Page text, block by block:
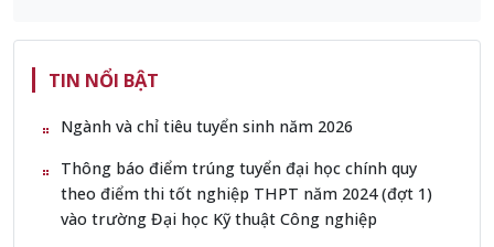
TIN NỔI BẬT
Ngành và chỉ tiêu tuyển sinh năm 2026
Thông báo điểm trúng tuyển đại học chính quy
theo điểm thi tốt nghiệp THPT năm 2024 (đợt 1)
vào trường Đại học Kỹ thuật Công nghiệp